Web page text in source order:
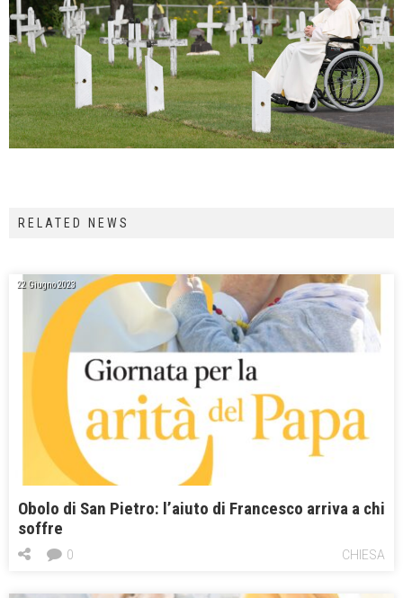
RELATED NEWS
22 Giugno 2023
Obolo di San Pietro: l’aiuto di Francesco arriva a chi
soffre
CHIESA
0